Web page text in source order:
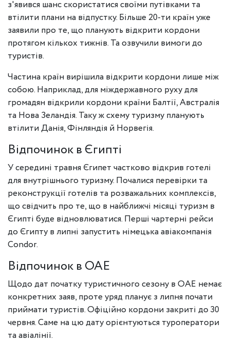
з'явився шанс скористатися своїми путівками та
втілити плани на відпустку. Більше 20-ти країн уже
заявили про те, що планують відкрити кордони
протягом кількох тижнів. Та озвучили вимоги до
туристів.
Частина країн вирішила відкрити кордони лише між
собою. Наприклад, для міждержавного руху для
громадян відкрили кордони країни Балтії, Австралія
та Нова Зеландія. Таку ж схему туризму планують
втілити Данія, Фінляндія й Норвегія.
Відпочинок в Єгипті
У середині травня Єгипет частково відкрив готелі
для внутрішнього туризму. Почалися перевірки та
реконструкції готелів та розважальних комплексів,
що свідчить про те, що в найближчі місяці туризм в
Єгипті буде відновлюватися. Перші чартерні рейси
до Єгипту в липні запустить німецька авіакомпанія
Condor.
Відпочинок в ОАЕ
Щодо дат початку туристичного сезону в ОАЕ немає
конкретних заяв, проте уряд планує з липня почати
приймати туристів. Офіційно кордони закриті до 30
червня. Саме на цю дату орієнтуються туроператори
та авіалінії.